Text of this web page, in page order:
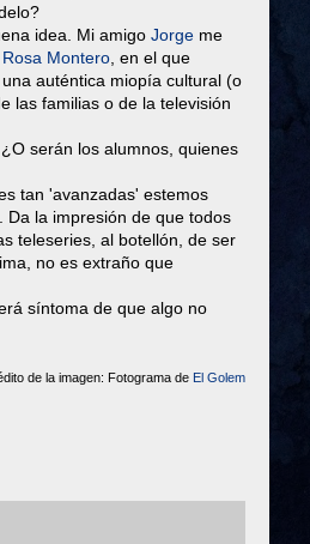
idea. Mi amigo Jorge me
Montero , en el que
auténtica miopía cultural (o
las familias o de la televisión
serán los alumnos, quienes
tan 'avanzadas' estemos
Da la impresión de que todos
teleseries, al botellón, de ser
no es extraño que
síntoma de que algo no
de la imagen: Fotograma de El Golem